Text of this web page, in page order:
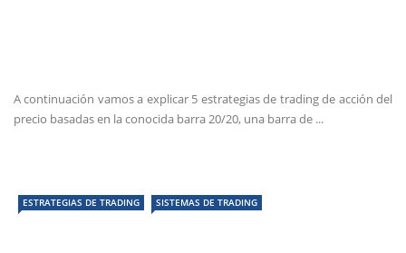
A continuación vamos a explicar 5 estrategias de trading de acción del
precio basadas en la conocida barra 20/20, una barra de ...
ESTRATEGIAS DE TRADING SISTEMAS DE TRADING